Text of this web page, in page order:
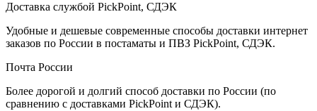
Доставка службой PickPoint, СДЭК
Удобные и дешевые современные способы доставки интернет
заказов по России в постаматы и ПВЗ PickPoint, СДЭК.
Почта России
Более дорогой и долгий способ доставки по России (по
сравнению с доставками PickPoint и СДЭК).